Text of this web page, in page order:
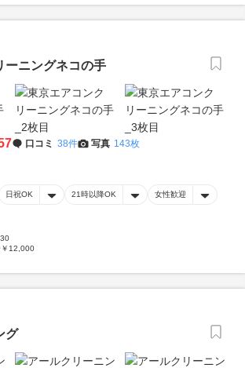
ーニングネコの手
口コミ 38件 写真 143枚
日祝OK 21時以降OK 女性歓迎
￥12,000
グ